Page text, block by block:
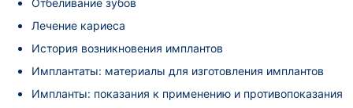
Лечение кариеса
История возникновения имплантов
Имплантаты: материалы для изготовления имплантов
Импланты: показания к применению и противопоказания